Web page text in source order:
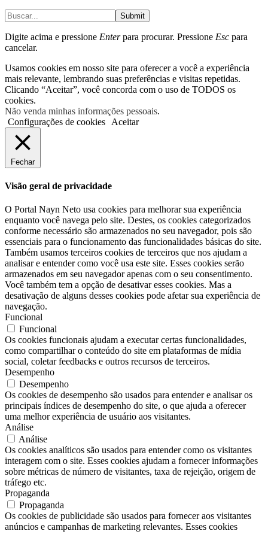
Submit
Digite acima e pressione Enterpara procurar. Pressione Esc para
cancelar.
Usamos cookies em nosso site para oferecer a você a experiência
mais relevante, lembrando suas preferências e visitas repetidas.
Clicando “Aceitar”, você concorda com o uso de TODOS os
cookies.
Não venda minhas informações pessoais.
Configurações de cookies
Aceitar
Fechar
Visão geral de privacidade
O Portal Nayn Neto usa cookies para melhorar sua experiência
enquanto você navega pelo site. Destes, os cookies categorizados
conforme necessário são armazenados no seu navegador, pois são
essenciais para o funcionamento das funcionalidades básicas do site.
Também usamos terceiros cookies de terceiros que nos ajudam a
analisar e entender como você usa este site. Esses cookies serão
armazenados em seu navegador apenas com o seu consentimento.
Você também tem a opção de desativar esses cookies. Mas a
desativação de alguns desses cookies pode afetar sua experiência de
navegação.
Funcional
Funcional
Os cookies funcionais ajudam a executar certas funcionalidades,
como compartilhar o conteúdo do site em plataformas de mídia
social, coletar feedbacks e outros recursos de terceiros.
Desempenho
Desempenho
Os cookies de desempenho são usados ​​para entender e analisar os
principais índices de desempenho do site, o que ajuda a oferecer
uma melhor experiência de usuário aos visitantes.
Análise
Análise
Os cookies analíticos são usados ​​para entender como os visitantes
interagem com o site. Esses cookies ajudam a fornecer informações
sobre métricas de número de visitantes, taxa de rejeição, origem de
tráfego etc.
Propaganda
Propaganda
Os cookies de publicidade são usados ​​para fornecer aos visitantes
anúncios e campanhas de marketing relevantes. Esses cookies